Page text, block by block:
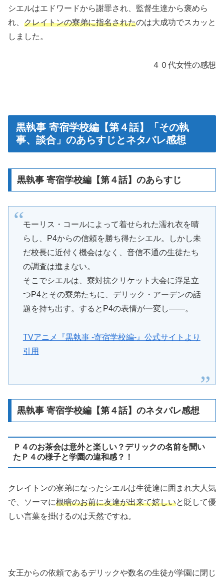
シエルはエドワードから謝罪され、監督生達から褒めら
れ、 クレイトンの寮弟に指名されたのは大成功でスカッと
しました。
４０代女性の感想
黒執事 寄宿学校編【第４話】「その執
事、談合」のあらすじとネタバレ感想
黒執事 寄宿学校編【第４話】のあらすじ
モーリス・コールによって着せられた濡れ衣を晴
らし、P4からの信頼を勝ち得たシエル。しかし未
だ校長に近付く機会はなく、音信不通の生徒たち
の調査は進まない。
そこでシエルは、寮対抗クリケット大会に浮足立
つP4とその寮弟たちに、デリック・アーデンの話
題を持ち出す。するとP4の表情が一変し――。
TVアニメ『黒執事 -寄宿学校編-』公式サイトより
引用
黒執事 寄宿学校編【第４話】のネタバレ感想
Ｐ４のお茶会は意外と楽しい？デリックの名前を聞い
たＰ４の様子と学園の違和感？！
クレイトンの寮弟になったシエルは生徒達に囲まれ大人気
で、ソーマに根暗のお前に友達が出来て嬉しいと貶して優
しい言葉を掛けるのは天然ですね。
女王からの依頼であるデリックや数名の生徒が学園に閉じ